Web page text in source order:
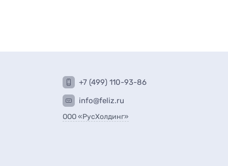
+7 (499) 110-93-86
info@feliz.ru
ООО «РусХолдинг»